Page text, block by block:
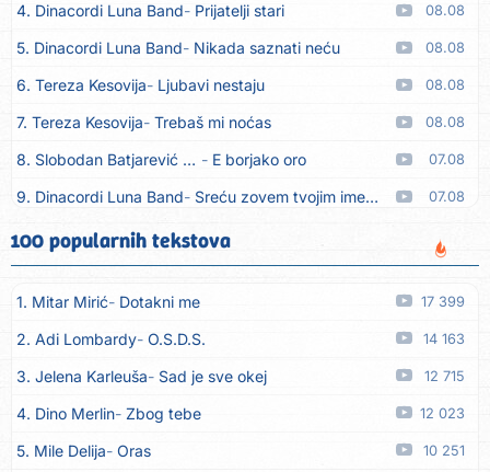
4. Dinacordi Luna Band Prijatelji stari 08.08
5. Dinacordi Luna Band Nikada saznati neću 08.08
6. Tereza Kesovija Ljubavi nestaju 08.08
7. Tereza Kesovija Trebaš mi noćas 08.08
8. Slobodan Batjarević Čobe E borjako oro 07.08
9. Dinacordi Luna Band Sreću zovem tvojim imenom (feat. Kristina Smetko) 07.08
10. Dinacordi Luna Band Tamburaši (feat. Kristina Smetko)
11. Dinacordi Luna Band Tvoja šutnja (feat. Kristina Smetko) 07.08
12. Tamara Brusić Neću kuhat´, neću prat´ 07.08
13. Grupa TNT Rijeka Via Roma, nikad doma 07.08
14. Zaim Imamović Kada moja mladost prođe 07.08
15. Azra Husarkić Do zadnje kapi 07.08
16. Dinacordi Luna Band 07.08
100 popularnih tekstova
1. Mitar Mirić Dotakni me 17 399
2. Adi Lombardy O.S.D.S. 14 163
3. Jelena Karleuša Sad je sve okej 12 715
4. Dino Merlin Zbog tebe 12 023
5. Mile Delija Oras 10 251